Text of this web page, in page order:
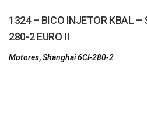
1324 – BICO INJETOR KBAL –
280-2 EURO II
Motores,Shanghai 6Cl-280-2